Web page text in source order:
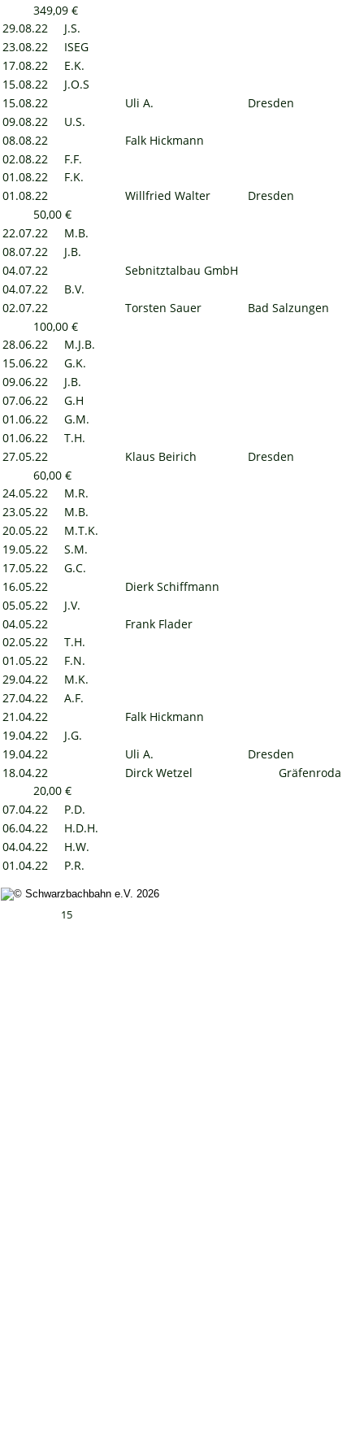
349,09 €
29.08.22
J.S.
23.08.22
ISEG
17.08.22
E.K.
15.08.22
J.O.S
15.08.22
Uli A.
Dresden
09.08.22
U.S.
08.08.22
Falk Hickmann
02.08.22
F.F.
01.08.22
F.K.
01.08.22
Willfried Walter
Dresden
50,00 €
22.07.22
M.B.
08.07.22
J.B.
04.07.22
Sebnitztalbau GmbH
04.07.22
B.V.
02.07.22
Torsten Sauer
Bad Salzungen
100,00 €
28.06.22
M.J.B.
15.06.22
G.K.
09.06.22
J.B.
07.06.22
G.H
01.06.22
G.M.
01.06.22
T.H.
27.05.22
Klaus Beirich
Dresden
60,00 €
24.05.22
M.R.
23.05.22
M.B.
20.05.22
M.T.K.
19.05.22
S.M.
17.05.22
G.C.
16.05.22
Dierk Schiffmann
05.05.22
J.V.
04.05.22
Frank Flader
02.05.22
T.H.
01.05.22
F.N.
29.04.22
M.K.
27.04.22
A.F.
21.04.22
Falk Hickmann
19.04.22
J.G.
19.04.22
Uli A.
Dresden
18.04.22
Dirck Wetzel
Gräfenroda
20,00 €
07.04.22
P.D.
06.04.22
H.D.H.
04.04.22
H.W.
01.04.22
P.R.
15